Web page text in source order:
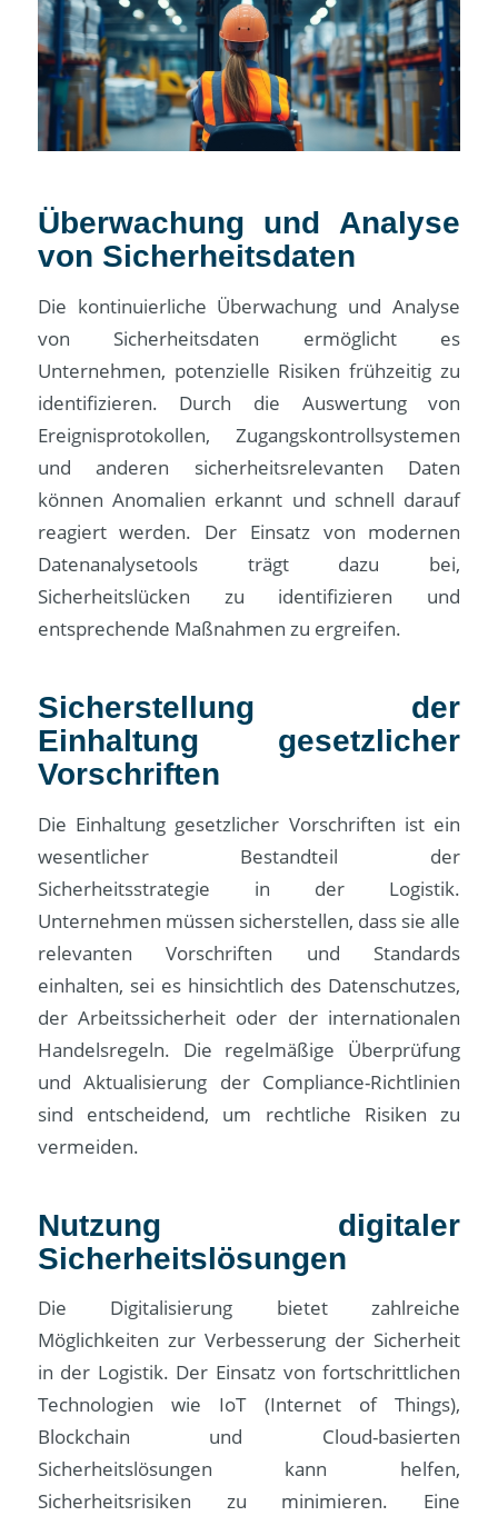
Überwachung und Analyse
von Sicherheitsdaten
Die kontinuierliche Überwachung und Analyse
von Sicherheitsdaten ermöglicht es
Unternehmen, potenzielle Risiken frühzeitig zu
identifizieren. Durch die Auswertung von
Ereignisprotokollen, Zugangskontrollsystemen
und anderen sicherheitsrelevanten Daten
können Anomalien erkannt und schnell darauf
reagiert werden. Der Einsatz von modernen
Datenanalysetools trägt dazu bei,
Sicherheitslücken zu identifizieren und
entsprechende Maßnahmen zu ergreifen.
Sicherstellung der
Einhaltung gesetzlicher
Vorschriften
Die Einhaltung gesetzlicher Vorschriften ist ein
wesentlicher Bestandteil der
Sicherheitsstrategie in der Logistik.
Unternehmen müssen sicherstellen, dass sie alle
relevanten Vorschriften und Standards
einhalten, sei es hinsichtlich des Datenschutzes,
der Arbeitssicherheit oder der internationalen
Handelsregeln. Die regelmäßige Überprüfung
und Aktualisierung der Compliance-Richtlinien
sind entscheidend, um rechtliche Risiken zu
vermeiden.
Nutzung digitaler
Sicherheitslösungen
Die Digitalisierung bietet zahlreiche
Möglichkeiten zur Verbesserung der Sicherheit
in der Logistik. Der Einsatz von fortschrittlichen
Technologien wie IoT (Internet of Things),
Blockchain und Cloud-basierten
Sicherheitslösungen kann helfen,
Sicherheitsrisiken zu minimieren. Eine